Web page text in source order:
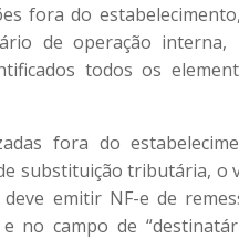
fora do
de operação interna,
todos os
fora do
substituição tributária, o
emitir NF-e de
no campo de